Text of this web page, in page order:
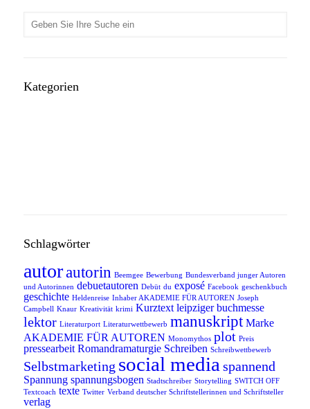
Kategorien
Schlagwörter
autorautorin Beemgee Bewerbung Bundesverband junger Autoren
und Autorinnen debuetautoren Debüt du exposé Facebook geschenkbuch
geschichte Heldenreise Inhaber AKADEMIE FÜR AUTOREN Joseph
Campbell Knaur Kreativität krimi Kurztext leipziger buchmesse
lektor Literaturport Literaturwettbewerb manuskript Marke
AKADEMIE FÜR AUTOREN Monomythos plot Preis
pressearbeit Romandramaturgie Schreiben Schreibwettbewerb
Selbstmarketing social media spannend
Spannung spannungsbogen Stadtschreiber Storytelling SWITCH OFF
Textcoach texte Twitter Verband deutscher Schriftstellerinnen und Schriftsteller
verlag